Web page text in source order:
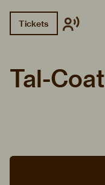
Tickets
Tal-Coat